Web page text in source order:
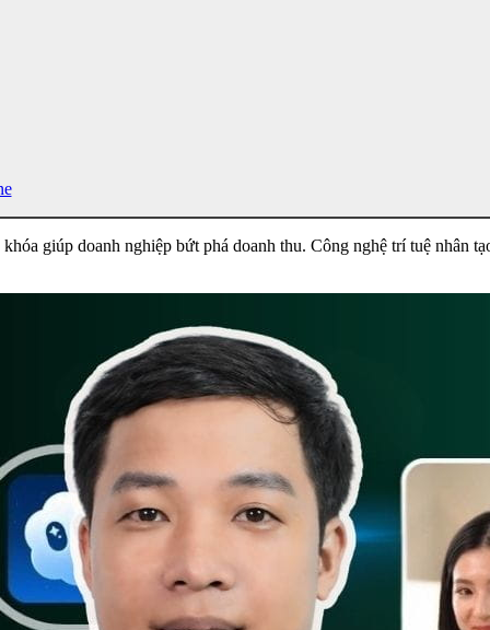
giúp doanh nghiệp bứt phá doanh thu. Công nghệ trí tuệ nhân